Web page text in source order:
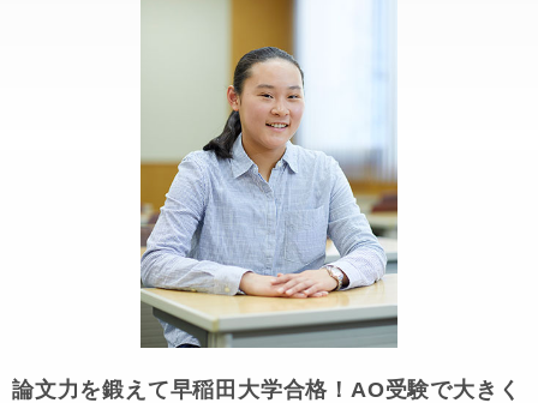
論文力を鍛えて早稲田大学合格！AO受験で大きく